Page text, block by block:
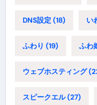
DNS設定(18) い
ふわり (19) ふわ
ウェブホスティング
スピークエル(27)